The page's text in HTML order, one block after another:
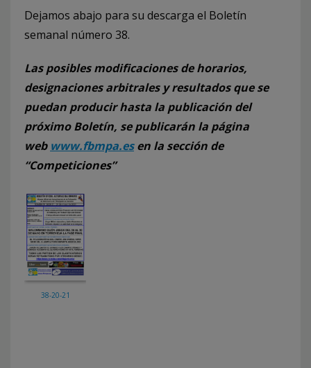
Dejamos abajo para su descarga el Boletín
semanal número 38.
Las posibles modificaciones de horarios,
designaciones arbitrales y resultados que se
puedan producir hasta la publicación del
próximo Boletín, se publicarán la página
web www.fbmpa.esen la sección de
“Competiciones”
38-20-21